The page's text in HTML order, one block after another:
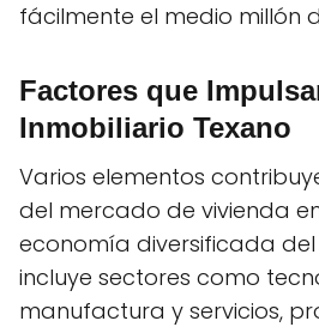
fácilmente el medio millón
Factores que
Inmobiliario Texano
Varios elementos
del mercado de vivienda en
economía diversificada
incluye sectores como
manufactura y servicios,